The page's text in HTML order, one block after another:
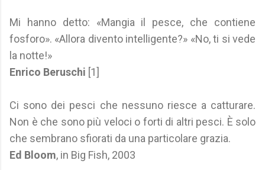
Mi hanno detto: «Mangia il pesce, che contiene
fosforo». «Allora divento intelligente?» «No, ti si vede
la notte!»
Enrico Beruschi [1]
Ci sono dei pesci che nessuno riesce a catturare.
Non è che sono più veloci o forti di altri pesci. È solo
che sembrano sfiorati da una particolare grazia.
Ed Bloom, in Big Fish, 2003